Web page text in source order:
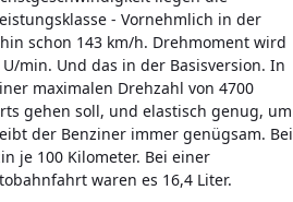
- Vornehmlich in der
schon 143 km/h. Drehmoment wird
min. Und das in der Basisversion. In
maximalen Drehzahl von 4700
gehen soll, und elastisch genug, um
der Benziner immer genügsam. Bei
je 100 Kilometer. Bei einer
waren es 16,4 Liter.